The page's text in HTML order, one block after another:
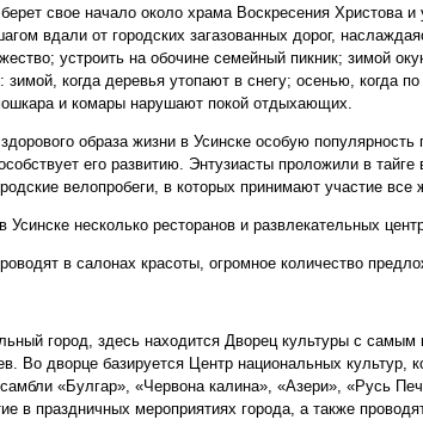
свое начало около храма Воскресения Христова и
вдали от городских загазованных дорог,
устроить на обочине семейный пикник; зимой
когда деревья утопают в снегу; осенью, когда
и комары нарушают покой отдыхающих.
образа жизни в Усинске особую
его развитию. Энтузиасты проложили в
велопробеги, в которых принимают участие
несколько ресторанов и развлекательных
в салонах красоты, огромное количество
город, здесь находится Дворец культуры с
Во дворце базируется Центр национальных культур,
«Булгар», «Червона калина», «Азери», «Русь
в праздничных мероприятиях города, а также